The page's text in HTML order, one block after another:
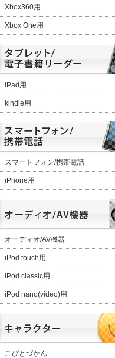
Xbox360用
Xbox One用
iPad用
kindle用
スマートフォン/携帯電話
iPhone用
オーディオ/AV機器
iPod touch用
iPod classic用
iPod nano(video)用
こびとづかん